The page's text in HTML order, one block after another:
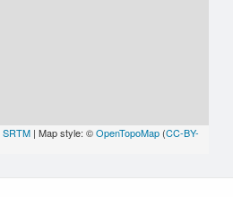
SRTM | Map style: ©OpenTopoMap (CC-BY-